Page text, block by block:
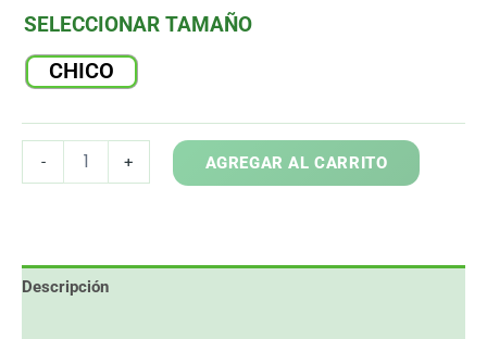
SELECCIONAR TAMAÑO
CHICO
-
NIDIFORMIS
+ AGREGAR AL CARRITO
Descripción